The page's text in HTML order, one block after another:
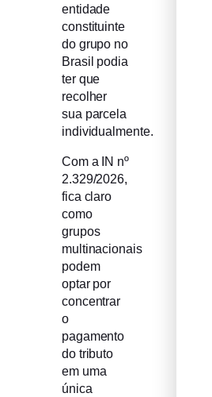
entidade
constituinte
do grupo no
Brasil podia
ter que
recolher
sua parcela
individualmente.
Com a IN nº
2.329/2026,
fica claro
como
grupos
multinacionais
podem
optar por
concentrar
o
pagamento
do tributo
em uma
única